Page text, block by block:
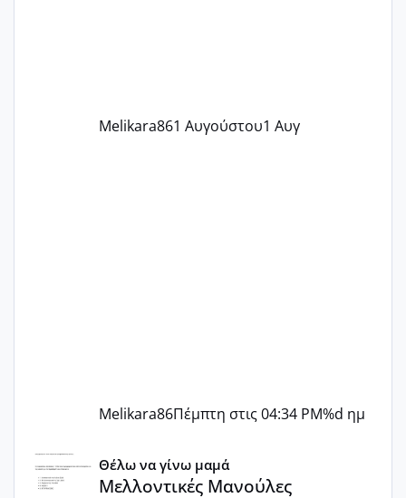
Melikara861 Αυγούστου1 Αυγ
Melikara86Πέμπτη στις 04:34 PM%d ημ
Μελλοντικές Μανούλες Εξωσωματικής 2025 💫 – Μαζί
Θέλω να γίνω μαμά
Μελλοντικές Μανούλες